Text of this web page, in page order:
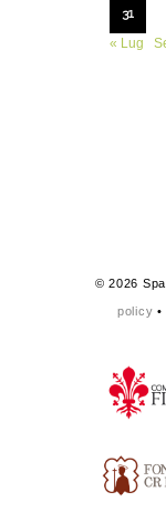
31
« Lug
© 2026
policy •